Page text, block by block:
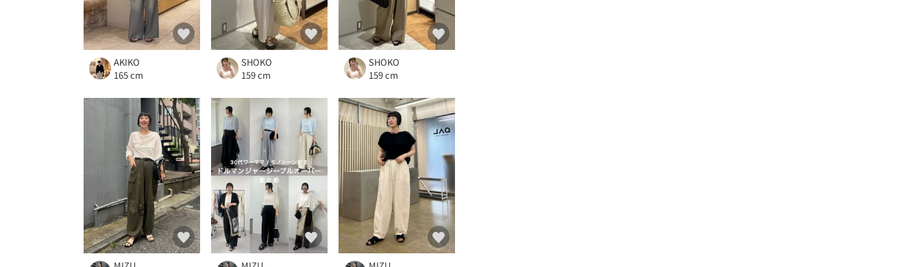
AKIKO
165 cm
SHOKO
159 cm
SHOKO
159 cm